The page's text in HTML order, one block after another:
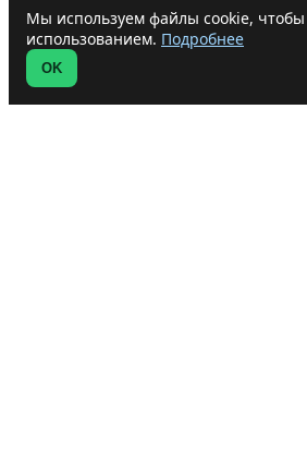
Мы используем файлы cookie, чтобы
использованием. Подробнее
OK